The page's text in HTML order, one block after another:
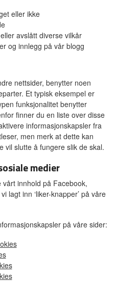
eller ikke
avslått diverse vilkår
og innlegg på vår blogg
nettsider, benytter noen
Et typisk eksempel er
funksjonalitet benytter
finner du en liste over disse
informasjonskapsler fra
men merk at dette kan
vil slutte å fungere slik de skal.
medier
vårt innhold på Facebook,
lagt inn ‘liker-knapper’ på våre
på våre sider: